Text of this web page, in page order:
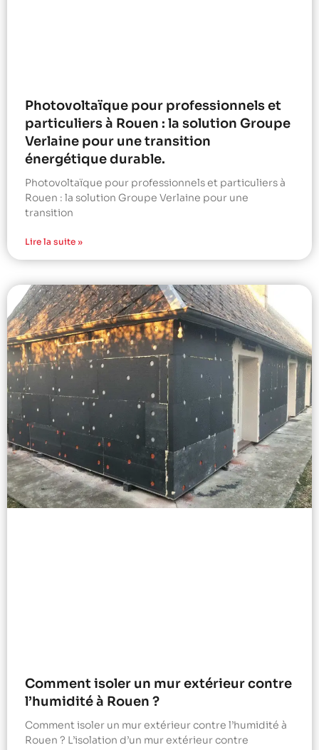
Photovoltaïque pour professionnels et
particuliers à Rouen : la solution Groupe
Verlaine pour une transition
énergétique durable.
Photovoltaïque pour professionnels et particuliers à
Rouen : la solution Groupe Verlaine pour une
transition
Lire la suite »
Comment isoler un mur extérieur contre
l’humidité à Rouen ?
Comment isoler un mur extérieur contre l’humidité à
Rouen ? L’isolation d’un mur extérieur contre